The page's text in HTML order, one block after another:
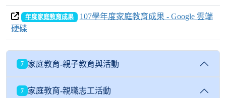
年度家庭教育成果
107學年度家庭教育成果 - Google 雲端
硬碟
7 家庭教育-親子教育與活動
7 家庭教育-親職志工活動